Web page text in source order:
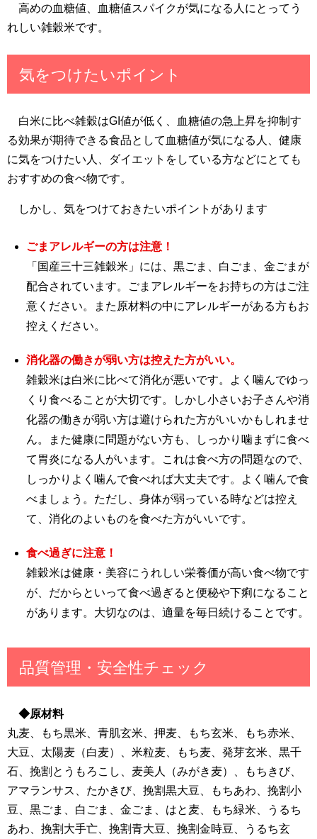
高めの血糖値、血糖値スパイクが気になる人にとってう
れしい雑穀米です。
気をつけたいポイント
白米に比べ雑穀はGI値が低く、血糖値の急上昇を抑制す
る効果が期待できる食品として血糖値が気になる人、健康
に気をつけたい人、ダイエットをしている方などにとても
おすすめの食べ物です。
しかし、気をつけておきたいポイントがあります
ごまアレルギーの方は注意！
「国産三十三雑穀米」には、黒ごま、白ごま、金ごまが
配合されています。ごまアレルギーをお持ちの方はご注
意ください。また原材料の中にアレルギーがある方もお
控えください。
消化器の働きが弱い方は控えた方がいい。
雑穀米は白米に比べて消化が悪いです。よく噛んでゆっ
くり食べることが大切です。しかし小さいお子さんや消
化器の働きが弱い方は避けられた方がいいかもしれませ
ん。また健康に問題がない方も、しっかり噛まずに食べ
て胃炎になる人がいます。これは食べ方の問題なので、
しっかりよく噛んで食べれば大丈夫です。よく噛んで食
べましょう。ただし、身体が弱っている時などは控え
て、消化のよいものを食べた方がいいです。
食べ過ぎに注意！
雑穀米は健康・美容にうれしい栄養価が高い食べ物です
が、だからといって食べ過ぎると便秘や下痢になること
があります。大切なのは、適量を毎日続けることです。
品質管理・安全性チェック
◆原材料
丸麦、もち黒米、青肌玄米、押麦、もち玄米、もち赤米、
大豆、太陽麦（白麦）、米粒麦、もち麦、発芽玄米、黒千
石、挽割とうもろこし、麦美人（みがき麦）、もちきび、
アマランサス、たかきび、挽割黒大豆、もちあわ、挽割小
豆、黒ごま、白ごま、金ごま、はと麦、もち緑米、うるち
あわ、挽割大手亡、挽割青大豆、挽割金時豆、うるち玄